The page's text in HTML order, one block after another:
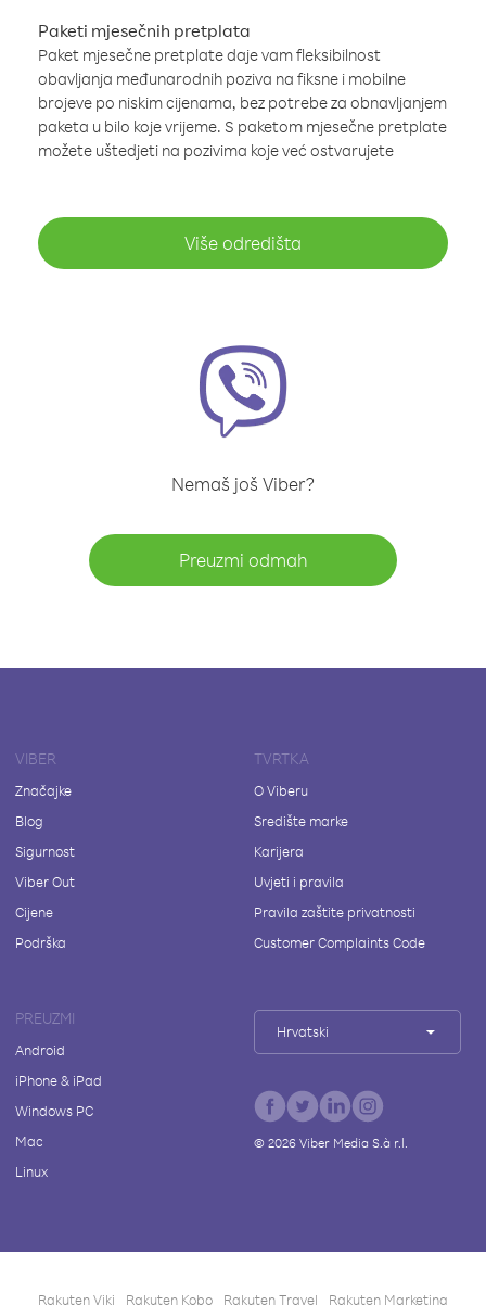
Paketi mjesečnih pretplata
Paket mjesečne pretplate daje vam fleksibilnost
obavljanja međunarodnih poziva na fiksne i mobilne
brojeve po niskim cijenama, bez potrebe za obnavljanjem
paketa u bilo koje vrijeme. S paketom mjesečne pretplate
možete uštedjeti na pozivima koje već ostvarujete
Više odredišta
Nemaš još Viber?
Preuzmi odmah
VIBER
Značajke
Blog
Sigurnost
Viber Out
Cijene
Podrška
TVRTKA
O Viberu
Središte marke
Karijera
Uvjeti i pravila
Pravila zaštite privatnosti
Customer Complaints Code
PREUZMI
Android
iPhone & iPad
Windows PC
Mac
Linux
Hrvatski
© 2026Viber Media S.à r.l.
Rakuten Viki Rakuten Kobo Rakuten Travel Rakuten Marketing